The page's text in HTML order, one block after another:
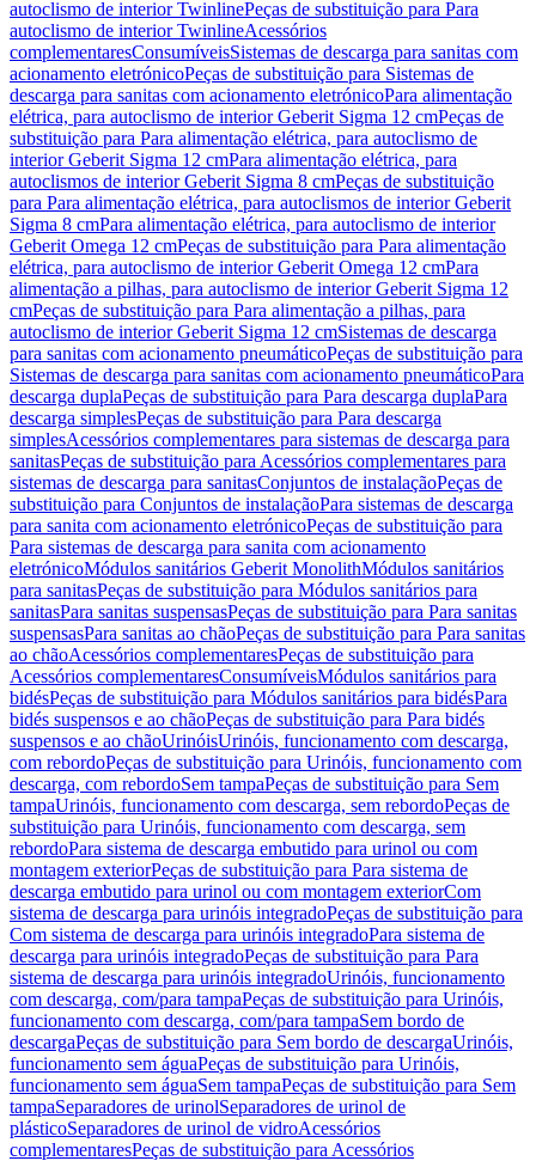
autoclismo de interior TwinlinePeças de substituição para Para
autoclismo de interior TwinlineAcessórios
complementaresConsumíveisSistemas de descarga para sanitas com
acionamento eletrónicoPeças de substituição para Sistemas de
descarga para sanitas com acionamento eletrónicoPara alimentação
elétrica, para autoclismo de interior Geberit Sigma 12 cmPeças de
substituição para Para alimentação elétrica, para autoclismo de
interior Geberit Sigma 12 cmPara alimentação elétrica, para
autoclismos de interior Geberit Sigma 8 cmPeças de substituição
para Para alimentação elétrica, para autoclismos de interior Geberit
Sigma 8 cmPara alimentação elétrica, para autoclismo de interior
Geberit Omega 12 cmPeças de substituição para Para alimentação
elétrica, para autoclismo de interior Geberit Omega 12 cmPara
alimentação a pilhas, para autoclismo de interior Geberit Sigma 12
cmPeças de substituição para Para alimentação a pilhas, para
autoclismo de interior Geberit Sigma 12 cmSistemas de descarga
para sanitas com acionamento pneumáticoPeças de substituição para
Sistemas de descarga para sanitas com acionamento pneumáticoPara
descarga duplaPeças de substituição para Para descarga duplaPara
descarga simplesPeças de substituição para Para descarga
simplesAcessórios complementares para sistemas de descarga para
sanitasPeças de substituição para Acessórios complementares para
sistemas de descarga para sanitasConjuntos de instalaçãoPeças de
substituição para Conjuntos de instalaçãoPara sistemas de descarga
para sanita com acionamento eletrónicoPeças de substituição para
Para sistemas de descarga para sanita com acionamento
eletrónicoMódulos sanitários Geberit MonolithMódulos sanitários
para sanitasPeças de substituição para Módulos sanitários para
sanitasPara sanitas suspensasPeças de substituição para Para sanitas
suspensasPara sanitas ao chãoPeças de substituição para Para sanitas
ao chãoAcessórios complementaresPeças de substituição para
Acessórios complementaresConsumíveisMódulos sanitários para
bidésPeças de substituição para Módulos sanitários para bidésPara
bidés suspensos e ao chãoPeças de substituição para Para bidés
suspensos e ao chãoUrinóisUrinóis, funcionamento com descarga,
com rebordoPeças de substituição para Urinóis, funcionamento com
descarga, com rebordoSem tampaPeças de substituição para Sem
tampaUrinóis, funcionamento com descarga, sem rebordoPeças de
substituição para Urinóis, funcionamento com descarga, sem
rebordoPara sistema de descarga embutido para urinol ou com
montagem exteriorPeças de substituição para Para sistema de
descarga embutido para urinol ou com montagem exteriorCom
sistema de descarga para urinóis integradoPeças de substituição para
Com sistema de descarga para urinóis integradoPara sistema de
descarga para urinóis integradoPeças de substituição para Para
sistema de descarga para urinóis integradoUrinóis, funcionamento
com descarga, com/para tampaPeças de substituição para Urinóis,
funcionamento com descarga, com/para tampaSem bordo de
descargaPeças de substituição para Sem bordo de descargaUrinóis,
funcionamento sem águaPeças de substituição para Urinóis,
funcionamento sem águaSem tampaPeças de substituição para Sem
tampaSeparadores de urinolSeparadores de urinol de
plásticoSeparadores de urinol de vidroAcessórios
complementaresPeças de substituição para Acessórios